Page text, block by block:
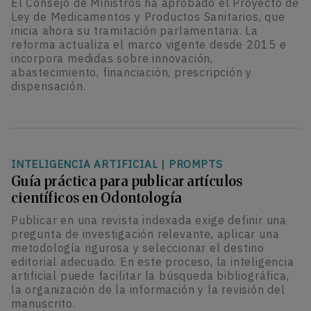
El Consejo de Ministros ha aprobado el Proyecto de
Ley de Medicamentos y Productos Sanitarios, que
inicia ahora su tramitación parlamentaria. La
reforma actualiza el marco vigente desde 2015 e
incorpora medidas sobre innovación,
abastecimiento, financiación, prescripción y
dispensación.
INTELIGENCIA ARTIFICIAL | PROMPTS
Guía práctica para publicar artículos
científicos en Odontología
Publicar en una revista indexada exige definir una
pregunta de investigación relevante, aplicar una
metodología rigurosa y seleccionar el destino
editorial adecuado. En este proceso, la inteligencia
artificial puede facilitar la búsqueda bibliográfica,
la organización de la información y la revisión del
manuscrito.